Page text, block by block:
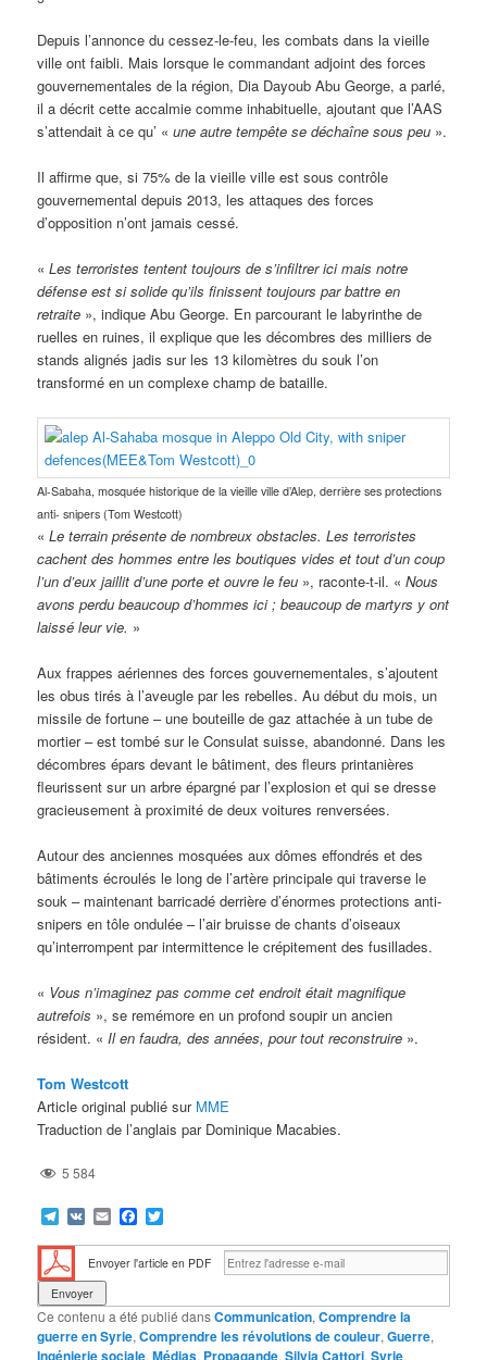
Depuis l’annonce du cessez-le-feu, les combats dans la vieille
ville ont faibli. Mais lorsque le commandant adjoint des forces
gouvernementales de la région, Dia Dayoub Abu George, a parlé,
il a décrit cette accalmie comme inhabituelle, ajoutant que l’AAS
s’attendait à ce qu’ «une autre tempête se déchaîne sous peu ».
Il affirme que, si 75% de la vieille ville est sous contrôle
gouvernemental depuis 2013, les attaques des forces
d’opposition n’ont jamais cessé.
«Les terroristes tentent toujours de s’infiltrer ici mais notre
défense est si solide qu’ils finissent toujours par battre en
retraite », indique Abu George. En parcourant le labyrinthe de
ruelles en ruines, il explique que les décombres des milliers de
stands alignés jadis sur les 13 kilomètres du souk l’on
transformé en un complexe champ de bataille.
Al-Sabaha, mosquée historique de la vieille ville d’Alep, derrière ses protections
anti- snipers (Tom Westcott)
«Le terrain présente de nombreux obstacles. Les terroristes
cachent des hommes entre les boutiques vides et tout d’un coup
l’un d’eux jaillit d’une porte et ouvre le feu », raconte-t-il. «Nous
avons perdu beaucoup d’hommes ici ; beaucoup de martyrs y ont
laissé leur vie. »
Aux frappes aériennes des forces gouvernementales, s’ajoutent
les obus tirés à l’aveugle par les rebelles. Au début du mois, un
missile de fortune – une bouteille de gaz attachée à un tube de
mortier – est tombé sur le Consulat suisse, abandonné. Dans les
décombres épars devant le bâtiment, des fleurs printanières
fleurissent sur un arbre épargné par l’explosion et qui se dresse
gracieusement à proximité de deux voitures renversées.
Autour des anciennes mosquées aux dômes effondrés et des
bâtiments écroulés le long de l’artère principale qui traverse le
souk ­– maintenant barricadé derrière d’énormes protections anti-
snipers en tôle ondulée – l’air bruisse de chants d’oiseaux
qu’interrompent par intermittence le crépitement des fusillades.
« Vous n’imaginez pas comme cet endroit était magnifique
autrefois », se remémore en un profond soupir un ancien
résident. «Il en faudra, des années, pour tout reconstruire ».
Tom Westcott
Article original publié sur MME
Traduction de l’anglais par Dominique Macabies.
5 584
Telegram
VK EmailFacebook
Envoyer l'article en PDF
Ce contenu a été publié dansCommunication,Comprendre la
guerre en Syrie,Comprendre les révolutions de couleur,Guerre,
Ingénierie sociale,Médias, Propagande,Silvia Cattori,Syrie,